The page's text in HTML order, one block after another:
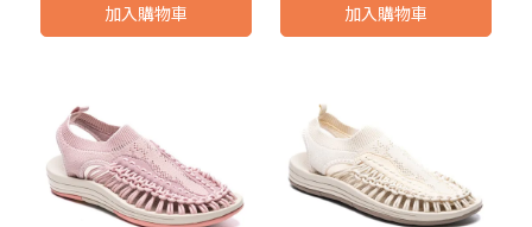
加入購物車 加入購物車